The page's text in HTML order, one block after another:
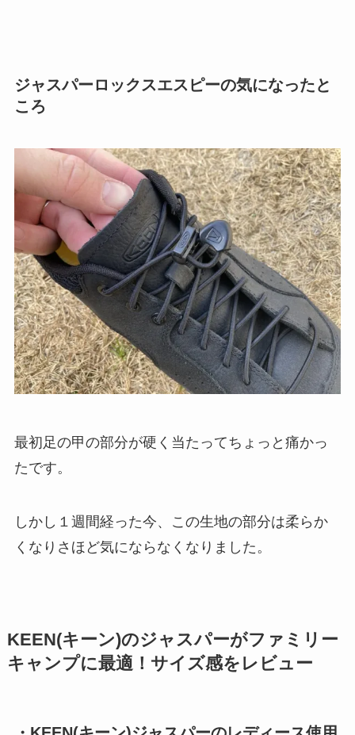
ジャスパーロックスエスピーの気になったと
ころ
最初足の甲の部分が硬く当たってちょっと痛かっ
たです。
しかし１週間経った今、この生地の部分は柔らか
くなりさほど気にならなくなりました。
KEEN(キーン)のジャスパーがファミリー
キャンプに最適！サイズ感をレビュー